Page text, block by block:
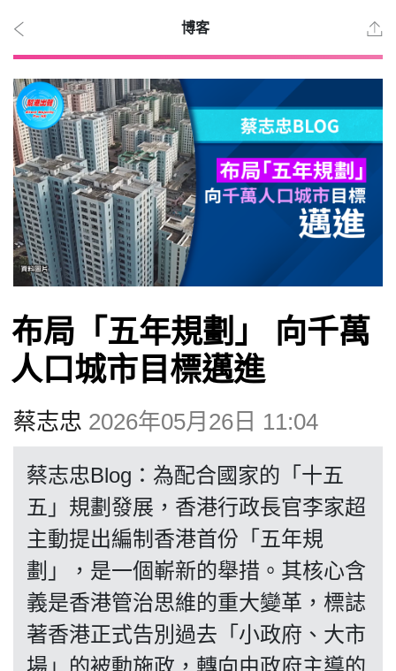
2026
年 8
月 7
日
時事
觀點
投票
視頻
昔日
系列
博客
布局「五年規劃」 向千萬
人口城市目標邁進
蔡志忠 2026年05月26日 11:04
蔡志忠Blog：為配合國家的「十五
五」規劃發展，香港行政長官李家超
主動提出編制香港首份「五年規
劃」，是一個嶄新的舉措。其核心含
義是香港管治思維的重大變革，標誌
著香港正式告別過去「小政府、大市